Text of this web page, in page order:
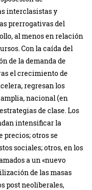
interclasistas y
prerrogativas del
al menos en relación
Con la caída del
de la demanda de
el crecimiento de
regresan los
nacional (en
de clase. Los
intensificar la
precios; otros se
sociales; otros, en los
a un «nuevo
de las masas
post neoliberales,